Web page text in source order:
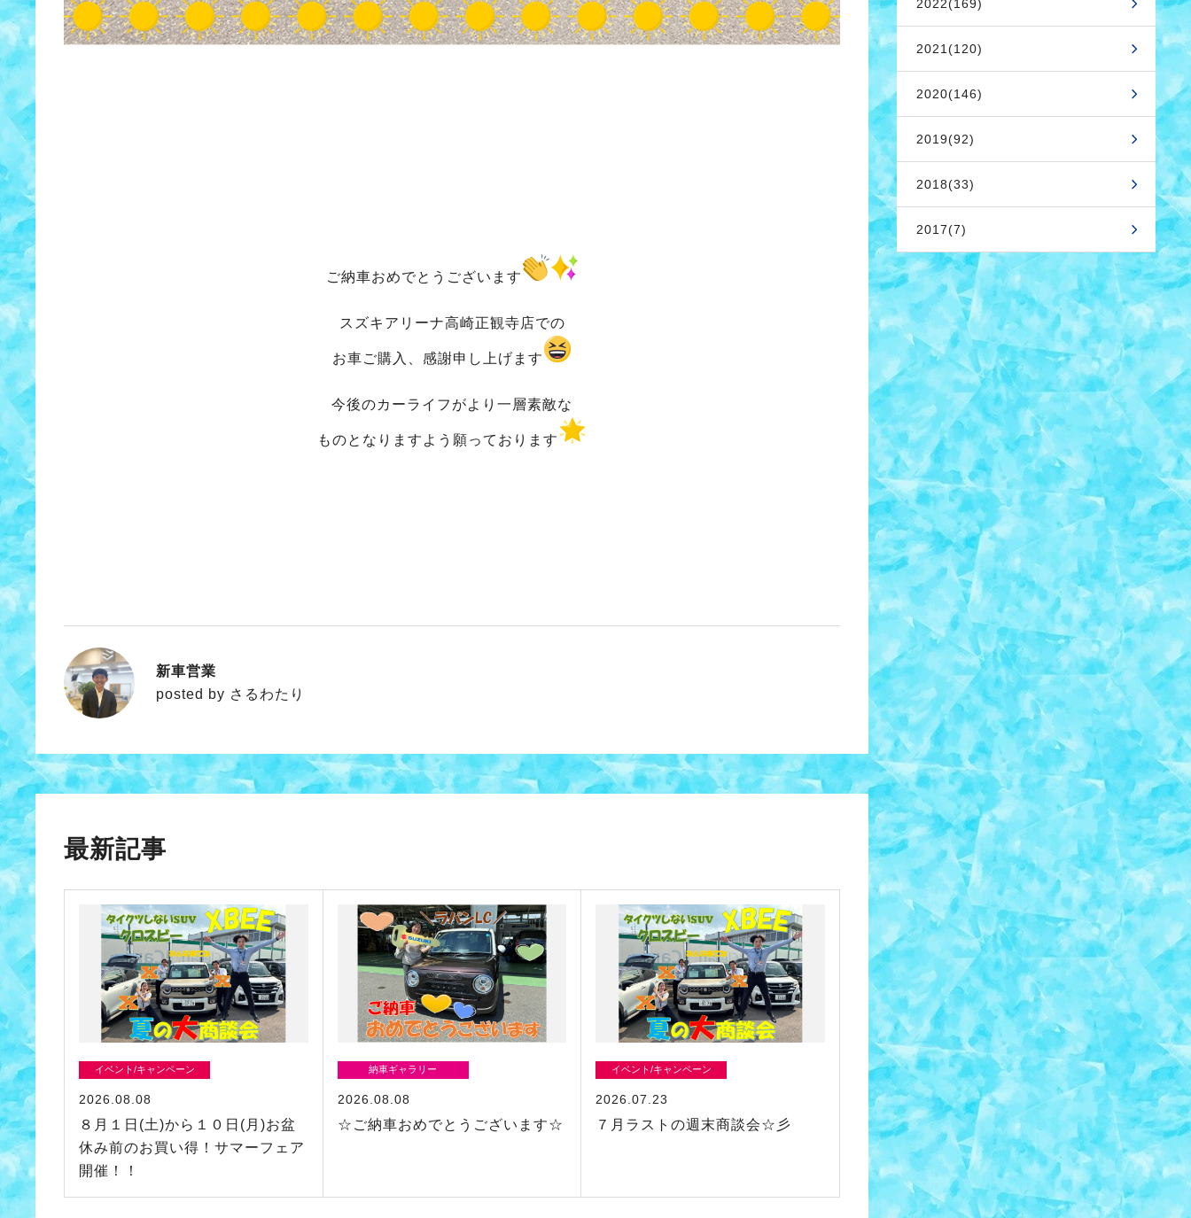
ご納車おめでとうございます
スズキアリーナ高崎正観寺店での
お車ご購入、感謝申し上げます
今後のカーライフがより一層素敵な
ものとなりますよう願っております
さるわたり
新車営業
posted by さるわたり
最新記事
イベント/キャンペーン
2026.08.08
８月１日(土)から１０日(月)お盆
休み前のお買い得！サマーフェア
開催！！
納車ギャラリー
2026.08.08
☆ご納車おめでとうございます☆
イベント/キャンペーン
2026.07.23
７月ラストの週末商談会☆彡
2022(169)
2021(120)
2020(146)
2019(92)
2018(33)
2017(7)